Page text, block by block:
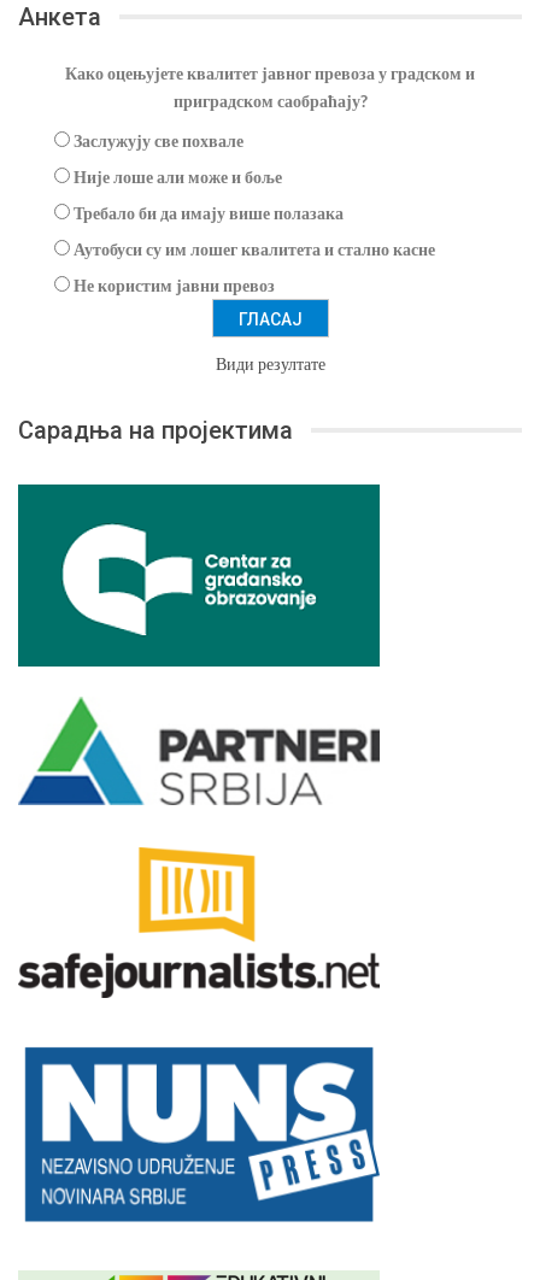
Анкета
Како оцењујете квалитет јавног превоза у градском и
приградском саобраћају?
Заслужују све похвале
Није лоше али може и боље
Требало би да имају више полазака
Аутобуси су им лошег квалитета и стално касне
Не користим јавни превоз
Види резултате
Сарадња на пројектима